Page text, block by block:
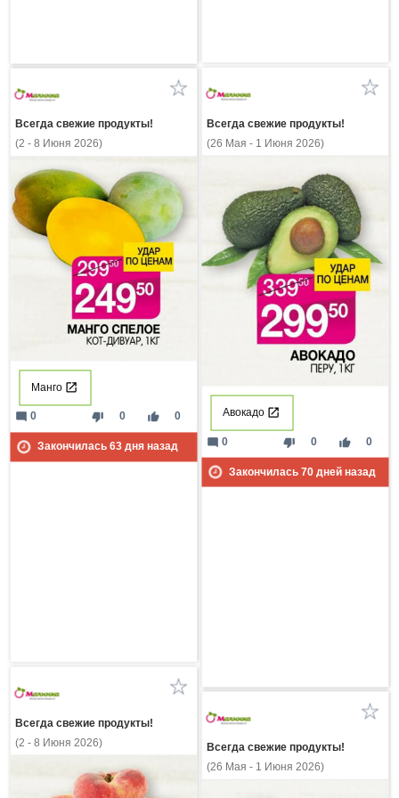
Всегда свежие продукты!
(26 Мая - 1 Июня 2026)
Авокадо
thumb_down 0 thumb_up 0
mode_comment 0
Закончилась 70дней назад
Всегда свежие продукты!
(2 - 8 Июня 2026)
Манго
thumb_down 0 thumb_up 0
mode_comment 0
Закончилась 63дня назад
Всегда свежие продукты!
(2 - 8 Июня 2026)
Всегда свежие продукты!
(26 Мая - 1 Июня 2026)